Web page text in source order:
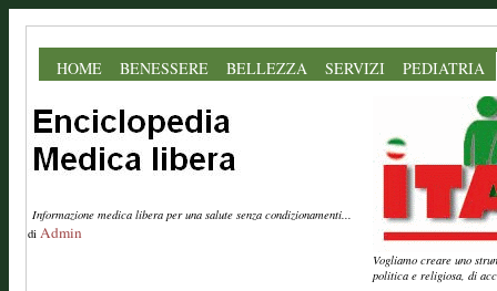
HOME BENESSERE BELLEZZA SERVIZI PEDIATRIA
Informazione medica libera per una salute senza condizionamenti...
di Admin
Vogliamo creare uno
politica e religiosa, di